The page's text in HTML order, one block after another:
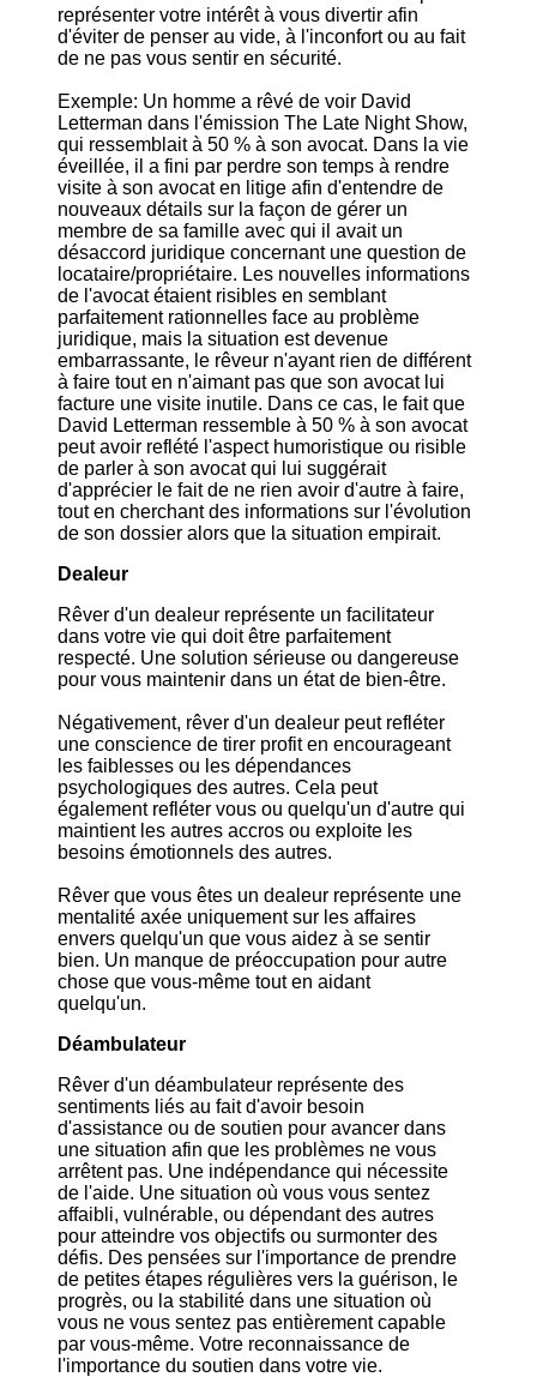
représenter votre intérêt à vous divertir afin
d'éviter de penser au vide, à l'inconfort ou au fait
de ne pas vous sentir en sécurité.
Exemple: Un homme a rêvé de voir David
Letterman dans l'émission The Late Night Show,
qui ressemblait à 50 % à son avocat. Dans la vie
éveillée, il a fini par perdre son temps à rendre
visite à son avocat en litige afin d'entendre de
nouveaux détails sur la façon de gérer un
membre de sa famille avec qui il avait un
désaccord juridique concernant une question de
locataire/propriétaire. Les nouvelles informations
de l'avocat étaient risibles en semblant
parfaitement rationnelles face au problème
juridique, mais la situation est devenue
embarrassante, le rêveur n'ayant rien de différent
à faire tout en n'aimant pas que son avocat lui
facture une visite inutile. Dans ce cas, le fait que
David Letterman ressemble à 50 % à son avocat
peut avoir reflété l'aspect humoristique ou risible
de parler à son avocat qui lui suggérait
d'apprécier le fait de ne rien avoir d'autre à faire,
tout en cherchant des informations sur l'évolution
de son dossier alors que la situation empirait.
Dealeur
Rêver d'un dealeur représente un facilitateur
dans votre vie qui doit être parfaitement
respecté. Une solution sérieuse ou dangereuse
pour vous maintenir dans un état de bien-être.
Négativement, rêver d'un dealeur peut refléter
une conscience de tirer profit en encourageant
les faiblesses ou les dépendances
psychologiques des autres. Cela peut
également refléter vous ou quelqu'un d'autre qui
maintient les autres accros ou exploite les
besoins émotionnels des autres.
Rêver que vous êtes un dealeur représente une
mentalité axée uniquement sur les affaires
envers quelqu'un que vous aidez à se sentir
bien. Un manque de préoccupation pour autre
chose que vous-même tout en aidant
quelqu'un.
Déambulateur
Rêver d'un déambulateur représente des
sentiments liés au fait d'avoir besoin
d'assistance ou de soutien pour avancer dans
une situation afin que les problèmes ne vous
arrêtent pas. Une indépendance qui nécessite
de l'aide. Une situation où vous vous sentez
affaibli, vulnérable, ou dépendant des autres
pour atteindre vos objectifs ou surmonter des
défis. Des pensées sur l'importance de prendre
de petites étapes régulières vers la guérison, le
progrès, ou la stabilité dans une situation où
vous ne vous sentez pas entièrement capable
par vous-même. Votre reconnaissance de
l'importance du soutien dans votre vie.